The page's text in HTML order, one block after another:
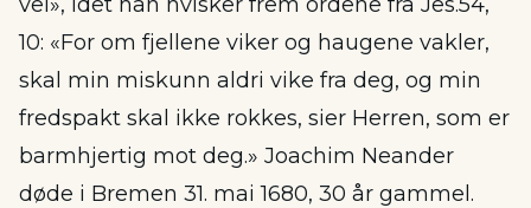
10: «For om fjellene viker og haugene vakler,
skal min miskunn aldri vike fra deg, og min
fredspakt skal ikke rokkes, sier Herren, som er
barmhjertig mot deg.» Joachim Neander
døde i Bremen 31. mai 1680, 30 år gammel.